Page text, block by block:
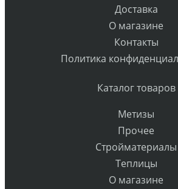
Доставка
О магазине
Контакты
Политика
Каталог товаров
Метизы
Прочее
Стройматериалы
Теплицы
О магазине